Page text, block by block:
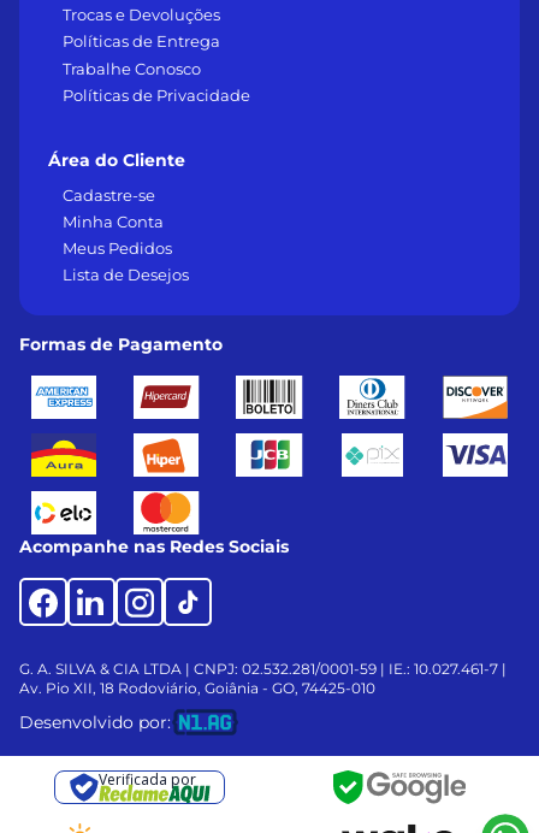
Trocas e Devoluções
Políticas de Entrega
Trabalhe Conosco
Políticas de Privacidade
Área do Cliente
Cadastre-se
Minha Conta
Meus Pedidos
Lista de Desejos
Formas de Pagamento
Acompanhe nas Redes Sociais
G. A. SILVA & CIA LTDA | CNPJ: 02.532.281/0001-59 | IE.: 10.027.461-7 |
Av. Pio XII, 18 Rodoviário, Goiânia - GO, 74425-010
Desenvolvido por:
Verificada por